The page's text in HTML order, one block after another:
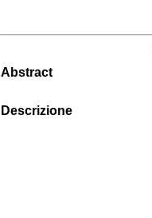
Abstract
Descrizione